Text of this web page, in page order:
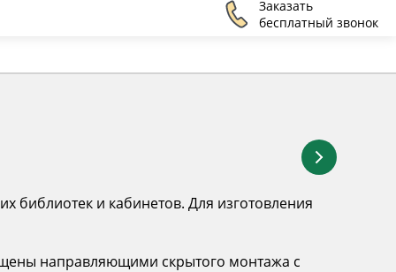
Заказать
бесплатный звонок
библиотек и кабинетов. Для изготовления
направляющими скрытого монтажа с